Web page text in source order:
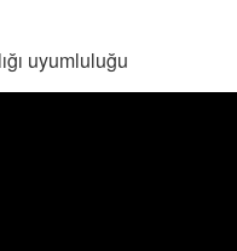
uyumluluğu